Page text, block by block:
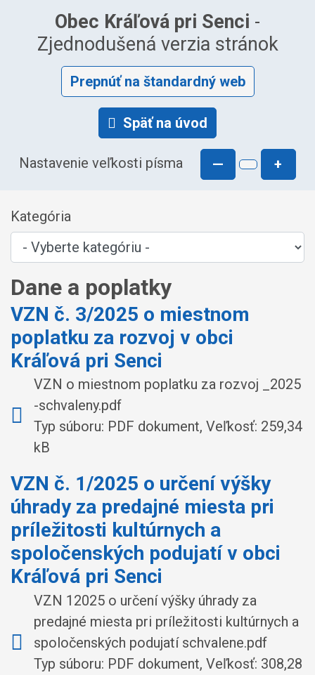
Obec Kráľová pri Senci -
Zjednodušená verzia stránok
Prepnúť na štandardný web
Späť na úvod
Nastavenie veľkosti písma — +
Kategória
Dane a poplatky
VZN č. 3/2025 o miestnom
poplatku za rozvoj v obci
Kráľová pri Senci
VZN o miestnom poplatku za rozvoj _2025
-schvaleny.pdf
Typ súboru: PDF dokument, Veľkosť: 259,34
kB
VZN č. 1/2025 o určení výšky
úhrady za predajné miesta pri
príležitosti kultúrnych a
spoločenských podujatí v obci
Kráľová pri Senci
VZN 12025 o určení výšky úhrady za
predajné miesta pri príležitosti kultúrnych a
spoločenských podujatí schvalene.pdf
Typ súboru: PDF dokument, Veľkosť: 308,28